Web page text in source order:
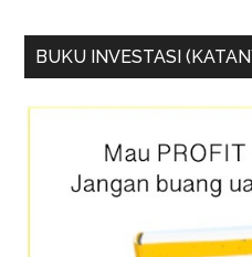
BUKU INVESTASI